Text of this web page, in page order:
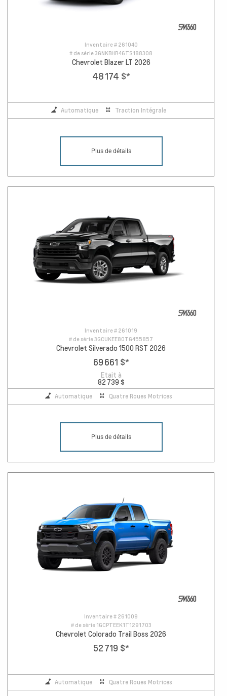
Inventaire # 261040
# de série3GNKBHR46TS188308
Chevrolet Blazer LT 2026
48 174 $*
Automatique Traction Intégrale
Plus de détails
Inventaire # 261019
# de série3GCUKEE80TG455857
Chevrolet Silverado 1500 RST 2026
69 661 $*
Etait à
82 739 $
Automatique Quatre Roues Motrices
Plus de détails
Inventaire # 261009
# de série 1GCPTEEK1T1291703
Chevrolet Colorado Trail Boss 2026
52 719 $*
Automatique Quatre Roues Motrices